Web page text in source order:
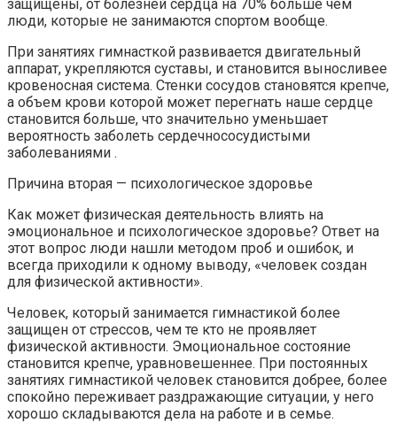
защищены, от болезней сердца на 70% больше чем
люди, которые не занимаются спортом вообще.
При занятиях гимнасткой развивается двигательный
аппарат, укрепляются суставы, и становится выносливее
кровеносная система. Стенки сосудов становятся крепче,
а объем крови которой может перегнать наше сердце
становится больше, что значительно уменьшает
вероятность заболеть сердечнососудистыми
заболеваниями .
Причина вторая — психологическое здоровье
Как может физическая деятельность влиять на
эмоциональное и психологическое здоровье? Ответ на
этот вопрос люди нашли методом проб и ошибок, и
всегда приходили к одному выводу, «человек создан
для физической активности».
Человек, который занимается гимнастикой более
защищен от стрессов, чем те кто не проявляет
физической активности. Эмоциональное состояние
становится крепче, уравновешеннее. При постоянных
занятиях гимнастикой человек становится добрее, более
спокойно переживает раздражающие ситуации, у него
хорошо складываются дела на работе и в семье.